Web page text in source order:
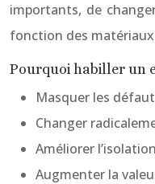
importants, de
fonction des
Pourquoi habiller un
Masquer les
Changer
Améliorer
Augmenter la